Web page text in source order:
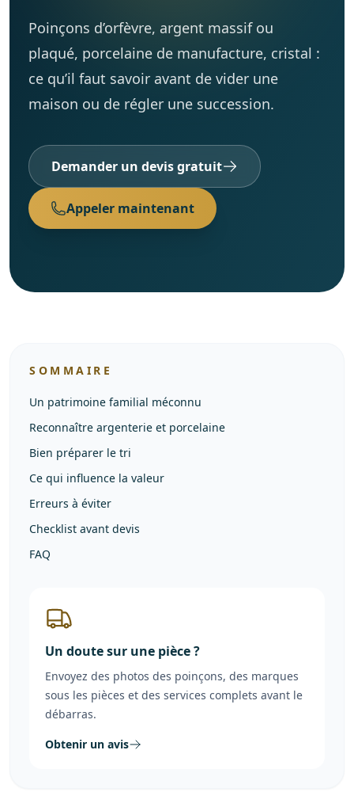
Avis clients
Contact
Poinçons d’orfèvre, argent massif ou
plaqué, porcelaine de manufacture, cristal :
ce qu’il faut savoir avant de vider une
maison ou de régler une succession.
Demander un devis gratuit
Appeler maintenant
SOMMAIRE
Un patrimoine familial méconnu
Reconnaître argenterie et porcelaine
Bien préparer le tri
Ce qui influence la valeur
Erreurs à éviter
Checklist avant devis
FAQ
Un doute sur une pièce ?
Envoyez des photos des poinçons, des marques
sous les pièces et des services complets avant le
débarras.
Obtenir un avis